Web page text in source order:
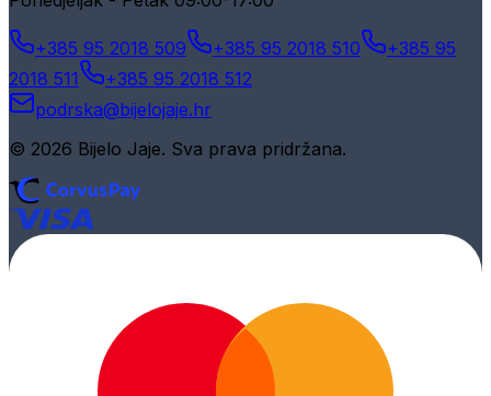
+385 95 2018 509 +385 95 2018 510
+385 95
2018 511
+385 95 2018 512
podrska@bijelojaje.hr
© 2026 Bijelo Jaje. Sva prava pridržana.